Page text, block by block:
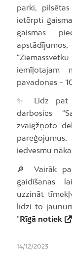
parki,
ietērpti
gaismas
iemīļotajam
pavadones –
✨ Līdz pat
darbosies
zvaigžņoto
iedvesmu
🔎 Vairāk
gaidīšanas
uzzināt
līdzi to
“Rīgā notiek
14/12/2023